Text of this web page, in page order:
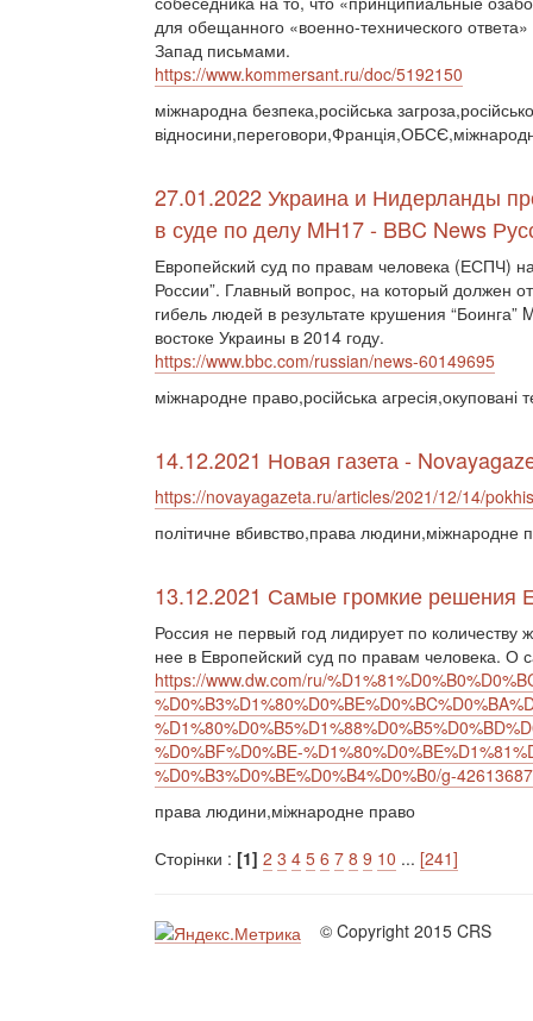
для обещанного «военно-технического
Запад письмами.
https://www.kommersant.ru/doc/5192150
міжнародна безпека,російська
27.01.2022 Украина и Нидерланды
в суде по делу MH17 - BBC News
Европейский суд по правам человека (ЕСПЧ)
России”. Главный вопрос, на который должен
гибель людей в результате крушения
востоке Украины в 2014 году.
https://www.bbc.com/russian/news-60149695
міжнародне право,російська
14.12.2021 Новая газета -
https://novayagazeta.ru/articles/2021/12/14/
політичне вбивство,права людини,міжнародне
13.12.2021 Самые громкие решения
Россия не первый год лидирует по
нее в Европейский суд по правам человека. О
https://www.dw.com/ru/
%D0%BF%D0%BE-
%D0%B3%D0%BE%D0%B4%D0%B0/g-42613687
права людини,міжнародне право
Сторінки : [1] 2 3 4 5 6 7 8 9 10 ... [241]
© Copyright 2015 CRS